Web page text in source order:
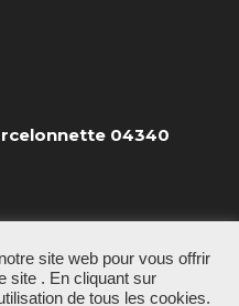
04340
site web pour vous offrir
site . En cliquant sur
de tous les cookies.